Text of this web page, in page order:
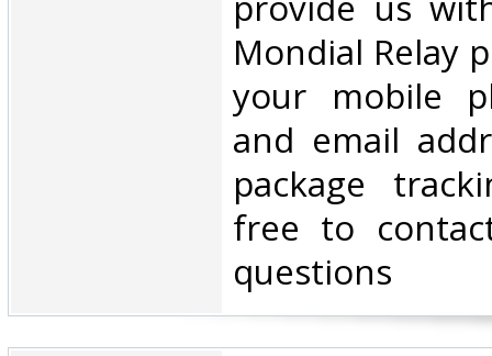
Mondial Relay
your mobile
and email
package
free to
questions‎